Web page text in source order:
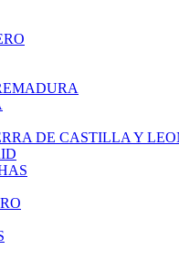
DE CASTILLA Y